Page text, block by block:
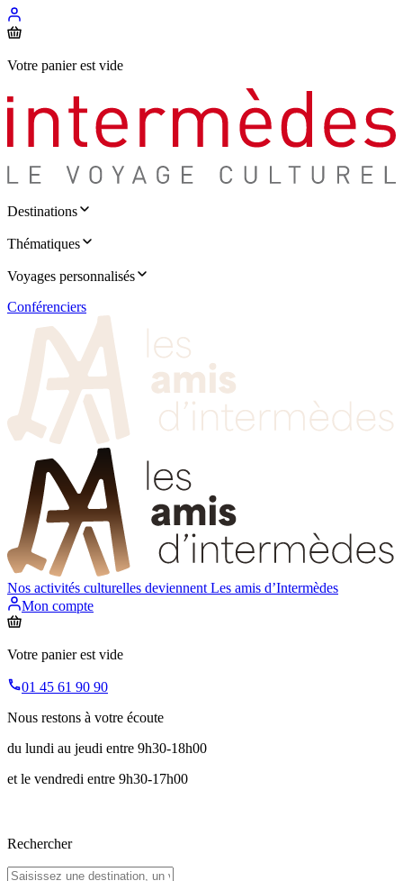
Votre panier est vide
Destinations
Thématiques
Voyages personnalisés
Conférenciers
Nos activités culturelles deviennent Les amis d’Intermèdes
Mon compte
Votre panier est vide
01 45 61 90 90
Nous restons à votre écoute
du lundi au jeudi entre 9h30-18h00
et le vendredi entre 9h30-17h00
Rechercher